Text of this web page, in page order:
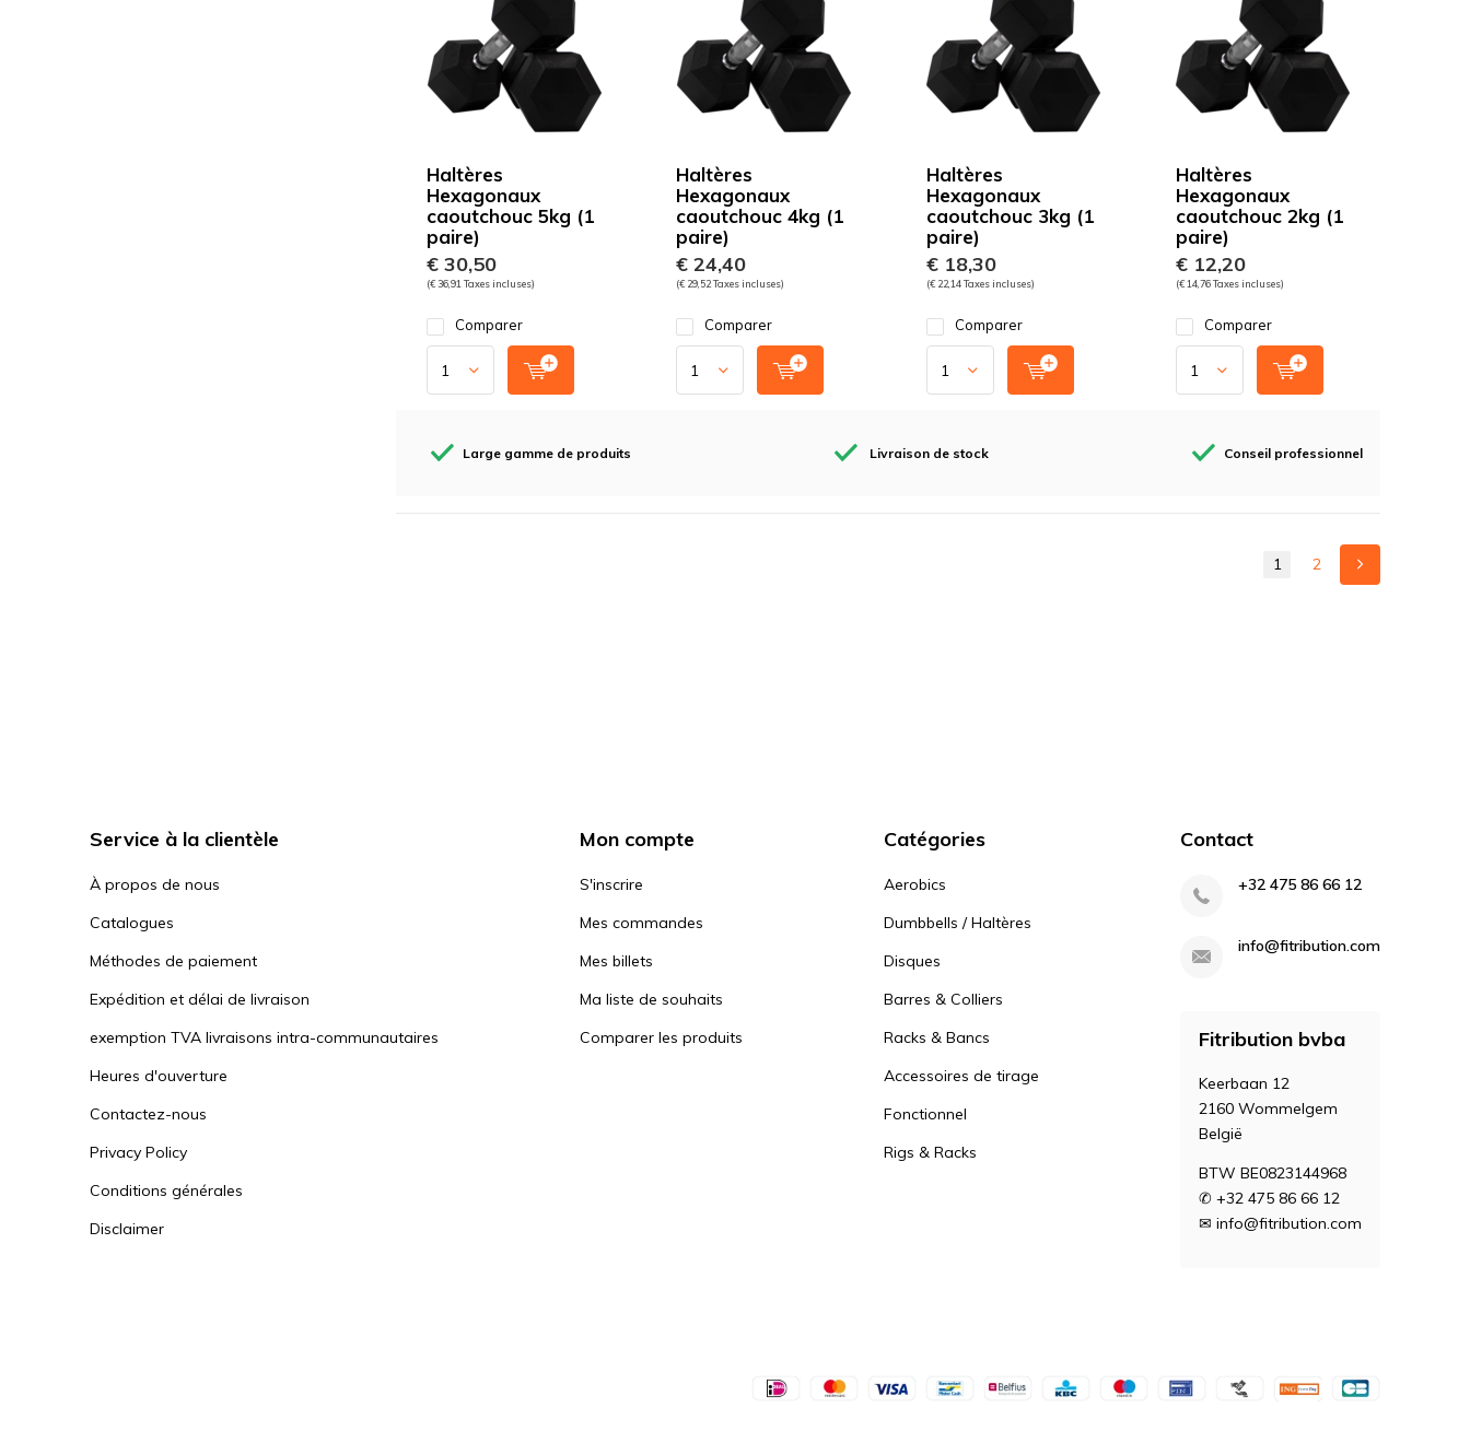
Haltères
Hexagonaux
caoutchouc 5kg (1
paire)
€ 30,50
(€ 36,91 Taxes incluses)
Comparer
Haltères
Hexagonaux
caoutchouc 4kg (1
paire)
€ 24,40
(€ 29,52 Taxes incluses)
Comparer
Haltères
Hexagonaux
caoutchouc 3kg (1
paire)
€ 18,30
(€ 22,14 Taxes incluses)
Comparer
Haltères
Hexagonaux
caoutchouc 2kg (1
paire)
€ 12,20
(€ 14,76 Taxes incluses)
Comparer
Large gamme de produits Livraison de stock Conseil professionnel
1 2
Service à la clientèle
À propos de nous
Catalogues
Méthodes de paiement
Expédition et délai de livraison
exemption TVA livraisons intra-communautaires
Heures d'ouverture
Contactez-nous
Privacy Policy
Conditions générales
Disclaimer
Mon compte
S'inscrire
Mes commandes
Mes billets
Ma liste de souhaits
Comparer les produits
Catégories
Aerobics
Dumbbells / Haltères
Disques
Barres & Colliers
Racks & Bancs
Accessoires de tirage
Fonctionnel
Rigs & Racks
Contact
+32 475 86 66 12
info@fitribution.com
Fitribution bvba
Keerbaan 12
2160 Wommelgem
België
BTW BE0823144968
✆ +32 475 86 66 12
✉ info@fitribution.com